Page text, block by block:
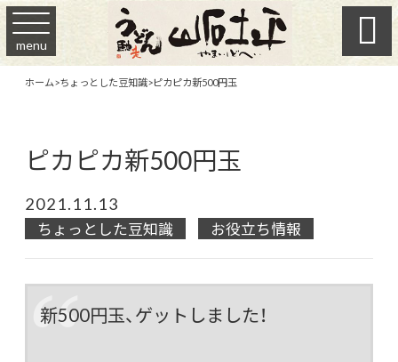
menu 
ホーム>ちょっとした豆知識>ピカピカ新500円玉
ピカピカ新500円玉
2021.11.13
ちょっとした豆知識 お役立ち情報
新500円玉、ゲットしました！